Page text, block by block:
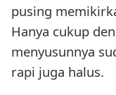
pusing
Hanya cukup
menyusunnya
rapi juga halus.